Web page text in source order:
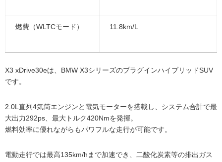
燃費（WLTCモード） 11.8km/L
X3 xDrive30eは、BMW X3シリーズのプラグインハイブリッドSUV
です。
2.0L直列4気筒エンジンと電気モーターを搭載し、システム合計で最
大出力292ps、最大トルク420Nmを発揮。
燃料効率に優れながらもパワフルな走行が可能です。
電動走行では最高135km/hまで加速でき、二酸化炭素等の排出ガス